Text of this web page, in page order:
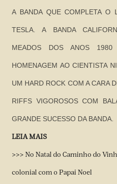
A BANDA QUE COMPLETA O
TESLA. A BANDA
MEADOS DOS ANOS
HOMENAGEM AO CIENTISTA
UM HARD ROCK COM A CARA
RIFFS VIGOROSOS COM
GRANDE SUCESSO DA BANDA.
LEIA MAIS
>>> No Natal do Caminho do
colonial com o Papai Noel